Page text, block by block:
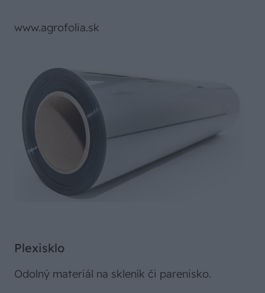
www.agrofolia.sk
Plexisklo
Odolný materiál na skleník či parenisko.